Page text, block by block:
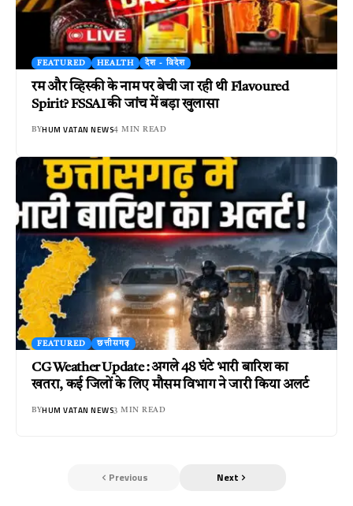
FEATURED HEALTH देश - विदेश
रम और व्हिस्की के नाम पर बेची जा रही थी Flavoured
Spirit? FSSAI की जांच में बड़ा खुलासा
BYHUM VATAN NEWS4 MIN READ
FEATURED छत्तीसगढ़
CG Weather Update : अगले 48 घंटे भारी बारिश का
खतरा, कई जिलों के लिए मौसम विभाग ने जारी किया अलर्ट
BYHUM VATAN NEWS3 MIN READ
Previous Next